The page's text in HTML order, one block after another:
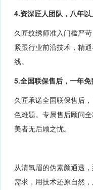
4.资深匠人团队，八年
久匠纹绣师准入门槛严
紧跟行业前沿技术，精
线。
5.全国联保售后，一年
久匠承诺全国联保售后，
色难题。专属售后顾问
美者无后顾之忧。
从清氧眉的伪素颜通透
需求，用技术还原自然